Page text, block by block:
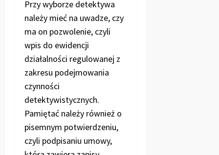
Przy wyborze detektywa
należy mieć na uwadze, czy
ma on pozwolenie, czyli
wpis do ewidencji
działalności regulowanej z
zakresu podejmowania
czynności
detektywistycznych.
Pamiętać należy również o
pisemnym potwierdzeniu,
czyli podpisaniu umowy,